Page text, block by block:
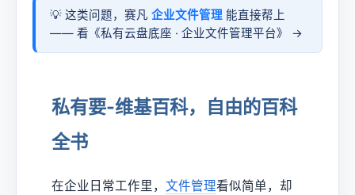
💡 这类问题，赛凡 企业文件管理 能直接帮上
—— 看《私有云盘底座 · 企业文件管理平台》 →
私有要-维基百科，自由的百科
全书
在企业日常工作里， 文件管理看似简单，却